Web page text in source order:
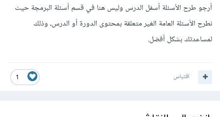
أرجو طرح الأسئلة أسفل الدرس وليس هنا في قسم أسئلة البرمجة حيث
نطرح الأسئلة العامة الغير متعلقة بمحتوى الدورة أو الدرس، وذلك
لمساعدتك بشكل أفضل.
1 اقتباس